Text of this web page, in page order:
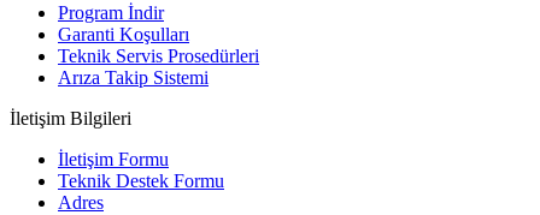
Program İndir
Garanti Koşulları
Teknik Servis Prosedürleri
Arıza Takip Sistemi
İletişim Bilgileri
İletişim Formu
Teknik Destek Formu
Adres